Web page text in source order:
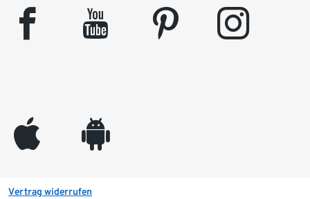
facebook youtube pinterest instagram
appleinc android
Vertrag widerrufen